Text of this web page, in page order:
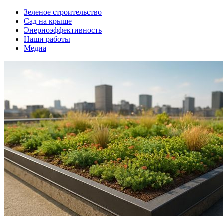
Зеленое строительство
Сад на крыше
Энерноэффективность
Наши работы
Медиа